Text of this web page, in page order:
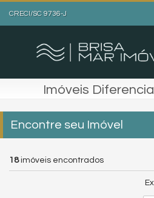
CRECI/SC 9736-J
Imóveis
Encontre seu Imóvel
18imóveis encontrados